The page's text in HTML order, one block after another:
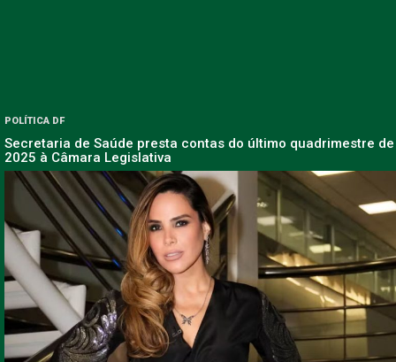
POLÍTICA DF
Secretaria de Saúde presta contas do último quadrimestre de
2025 à Câmara Legislativa